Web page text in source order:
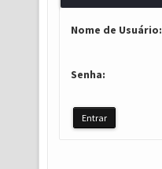
Nome de Usuário:
Senha: